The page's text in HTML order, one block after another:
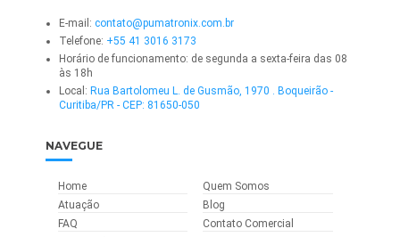
E-mail: contato@pumatronix.com.br
Telefone: +55 41 3016 3173
Horário de funcionamento: de segunda a sexta-feira das 08
às 18h
Local: Rua Bartolomeu L. de Gusmão, 1970 . Boqueirão -
Curitiba/PR - CEP: 81650-050
NAVEGUE
Home
Quem Somos
Atuação
Blog
FAQ
Contato Comercial